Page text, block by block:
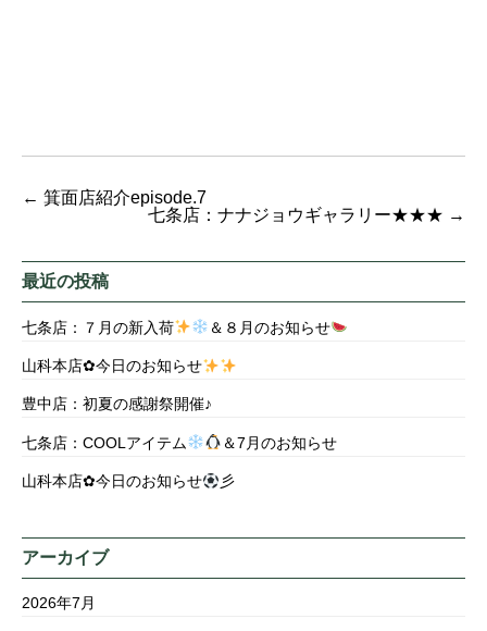
← 箕面店紹介episode.7
七条店：ナナジョウギャラリー★★★ →
最近の投稿
七条店：７月の新入荷 ＆８月のお知らせ
山科本店✿今日のお知らせ
豊中店：初夏の感謝祭開催♪
七条店：COOLアイテム ＆7月のお知らせ
山科本店✿今日のお知らせ 彡
アーカイブ
2026年7月